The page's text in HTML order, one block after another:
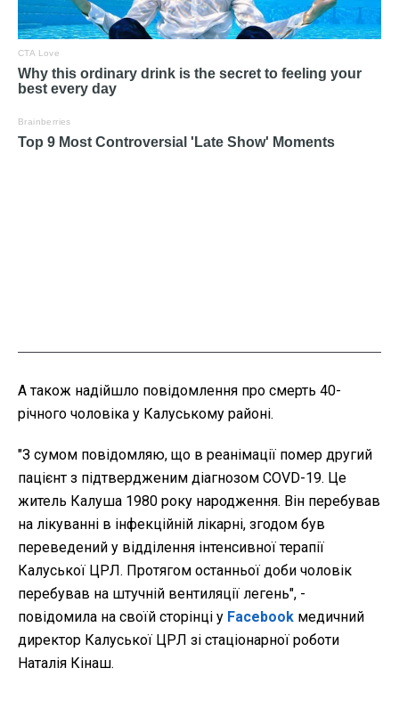
А також надійшло повідомлення про смерть 40-
річного чоловіка у Калуському районі.
"З сумом повідомляю, що в реанімації помер другий
пацієнт з підтвердженим діагнозом COVD-19. Це
житель Калуша 1980 року народження. Він перебував
на лікуванні в інфекційній лікарні, згодом був
переведений у відділення інтенсивної терапії
Калуської ЦРЛ. Протягом останньої доби чоловік
перебував на штучній вентиляції легень", -
повідомила на своїй сторінці у Facebook медичний
директор Калуської ЦРЛ зі стаціонарної роботи
Наталія Кінаш.